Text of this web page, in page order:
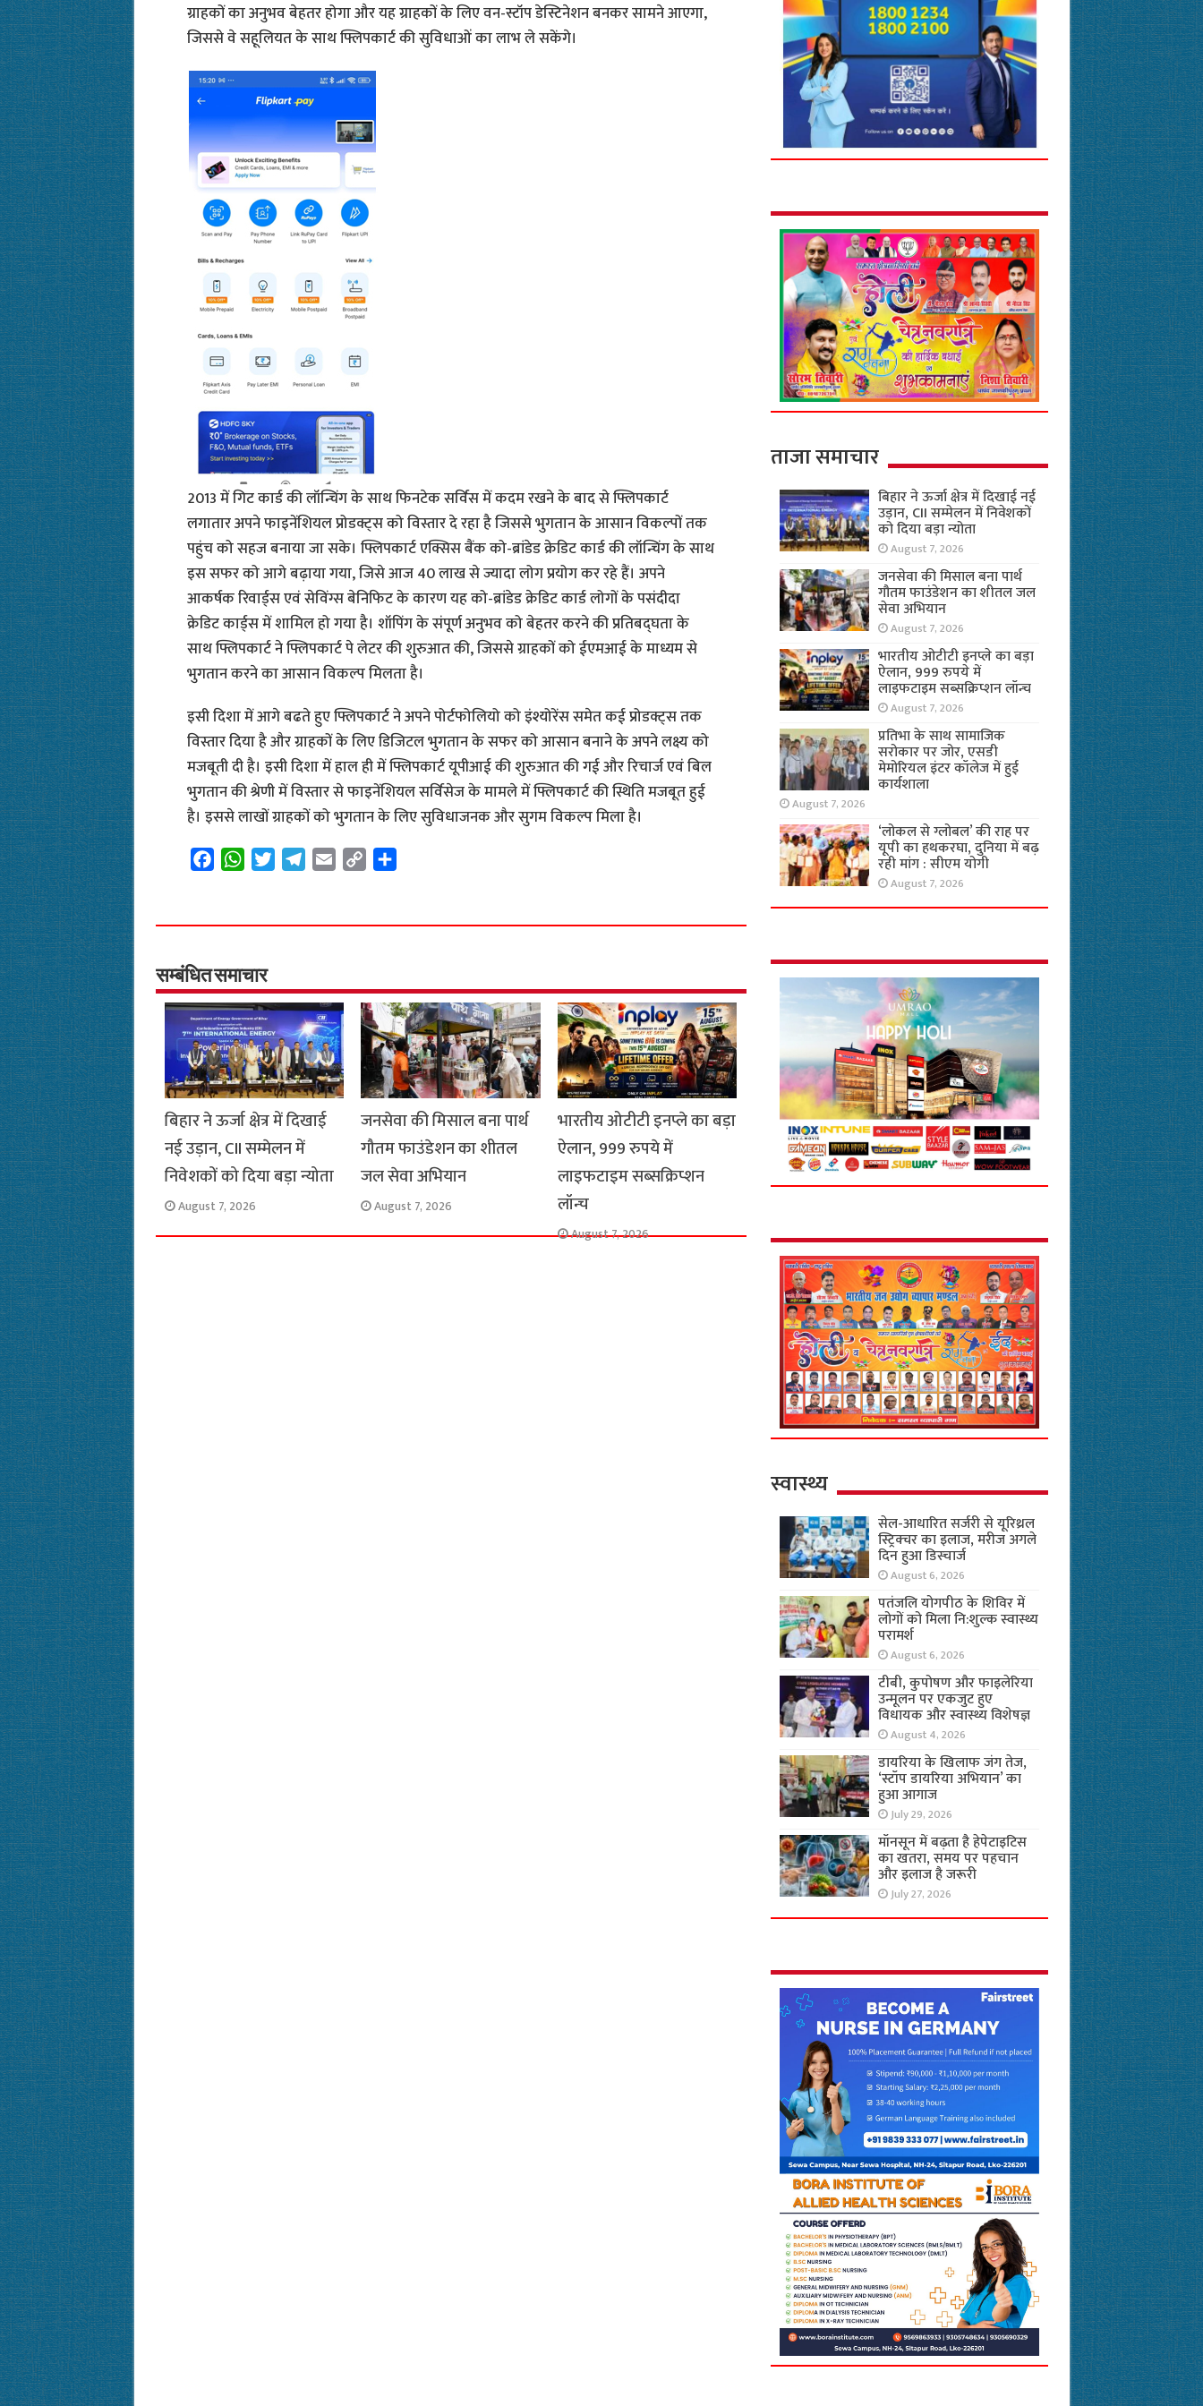
ग्राहकों का अनुभव बेहतर होगा और यह ग्राहकों के लिए वन-स्टॉप डेस्टिनेशन बनकर सामने आएगा,
जिससे वे सहूलियत के साथ फ्लिपकार्ट की सुविधाओं का लाभ ले सकेंगे।
2013 में गिट कार्ड की लॉन्चिंग के साथ फिनटेक सर्विस में कदम रखने के बाद से फ्लिपकार्ट
लगातार अपने फाइनेंशियल प्रोडक्ट्स को विस्तार दे रहा है जिससे भुगतान के आसान विकल्पों तक
पहुंच को सहज बनाया जा सके। फ्लिपकार्ट एक्सिस बैंक को-ब्रांडेड क्रेडिट कार्ड की लॉन्चिंग के साथ
इस सफर को आगे बढ़ाया गया, जिसे आज 40 लाख से ज्यादा लोग प्रयोग कर रहे हैं। अपने
आकर्षक रिवार्ड्स एवं सेविंग्स बेनिफिट के कारण यह को-ब्रांडेड क्रेडिट कार्ड लोगों के पसंदीदा
क्रेडिट कार्ड्स में शामिल हो गया है। शॉपिंग के संपूर्ण अनुभव को बेहतर करने की प्रतिबद्घता के
साथ फ्लिपकार्ट ने फ्लिपकार्ट पे लेटर की शुरुआत की, जिससे ग्राहकों को ईएमआई के माध्यम से
भुगतान करने का आसान विकल्प मिलता है।
इसी दिशा में आगे बढते हुए फ्लिपकार्ट ने अपने पोर्टफोलियो को इंश्योरेंस समेत कई प्रोडक्ट्स तक
विस्तार दिया है और ग्राहकों के लिए डिजिटल भुगतान के सफर को आसान बनाने के अपने लक्ष्य को
मजबूती दी है। इसी दिशा में हाल ही में फ्लिपकार्ट यूपीआई की शुरुआत की गई और रिचार्ज एवं बिल
भुगतान की श्रेणी में विस्तार से फाइनेंशियल सर्विसेज के मामले में फ्लिपकार्ट की स्थिति मजबूत हुई
है। इससे लाखों ग्राहकों को भुगतान के लिए सुविधाजनक और सुगम विकल्प मिला है।
e
o
o
k
W
t
A
p
p
t
r
e
a
m
i
y
n
k
r
सम्बंधित समाचार
बिहार ने ऊर्जा क्षेत्र में दिखाई
नई उड़ान, CII सम्मेलन में
निवेशकों को दिया बड़ा न्योता
August 7, 2026
जनसेवा की मिसाल बना पार्थ
गौतम फाउंडेशन का शीतल
जल सेवा अभियान
August 7, 2026
भारतीय ओटीटी इनप्ले का बड़ा
ऐलान, 999 रुपये में
लाइफटाइम सब्सक्रिप्शन
लॉन्च
August 7, 2026
ताजा समाचार
बिहार ने ऊर्जा क्षेत्र में दिखाई नई
उड़ान, CII सम्मेलन में निवेशकों
को दिया बड़ा न्योता
August 7, 2026
जनसेवा की मिसाल बना पार्थ
गौतम फाउंडेशन का शीतल जल
सेवा अभियान
August 7, 2026
भारतीय ओटीटी इनप्ले का बड़ा
ऐलान, 999 रुपये में
लाइफटाइम सब्सक्रिप्शन लॉन्च
August 7, 2026
प्रतिभा के साथ सामाजिक
सरोकार पर जोर, एसडी
मेमोरियल इंटर कॉलेज में हुई
कार्यशाला
August 7, 2026
‘लोकल से ग्लोबल’ की राह पर
यूपी का हथकरघा, दुनिया में बढ़
रही मांग : सीएम योगी
August 7, 2026
स्वास्थ्य
सेल-आधारित सर्जरी से यूरिथ्रल
स्ट्रिक्चर का इलाज, मरीज अगले
दिन हुआ डिस्चार्ज
August 6, 2026
पतंजलि योगपीठ के शिविर में
लोगों को मिला नि:शुल्क स्वास्थ्य
परामर्श
August 6, 2026
टीबी, कुपोषण और फाइलेरिया
उन्मूलन पर एकजुट हुए
विधायक और स्वास्थ्य विशेषज्ञ
August 4, 2026
डायरिया के खिलाफ जंग तेज,
‘स्टॉप डायरिया अभियान’ का
हुआ आगाज
July 29, 2026
मॉनसून में बढ़ता है हेपेटाइटिस
का खतरा, समय पर पहचान
और इलाज है जरूरी
July 27, 2026